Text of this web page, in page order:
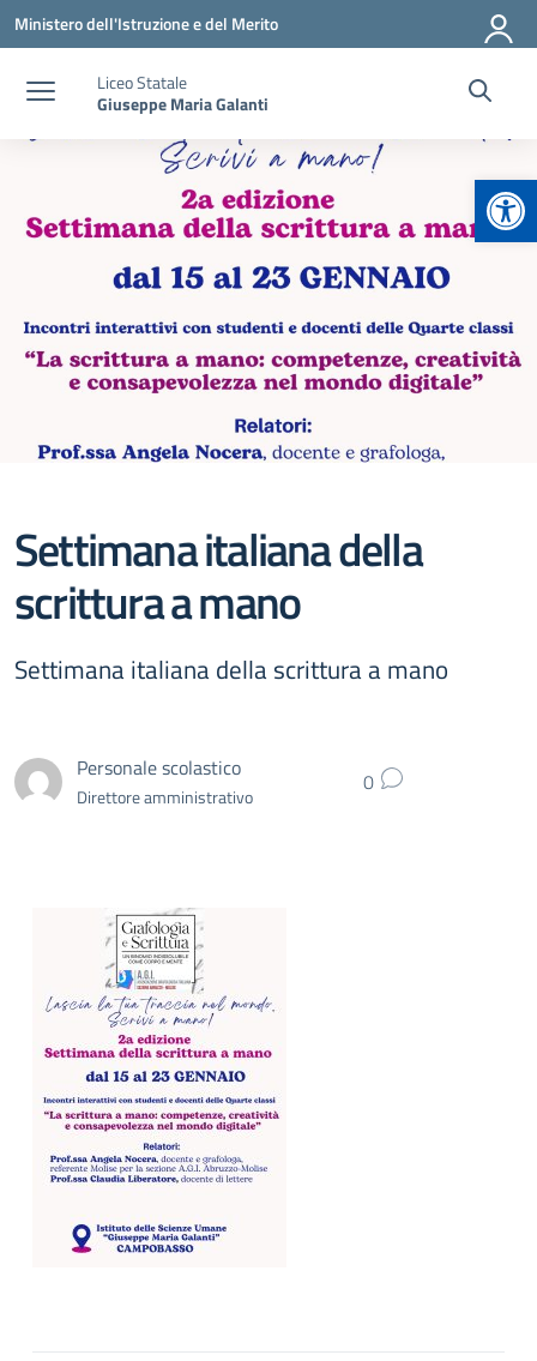
Vai ai contenuti
Vai al menu di navigazione
Vai al footer
Ministero dell'Istruzione e del Merito
Liceo Statale
Giuseppe Maria Galanti
Settimana italiana della
scrittura a mano
Settimana italiana della scrittura a mano
Personale scolastico
Direttore amministrativo 0